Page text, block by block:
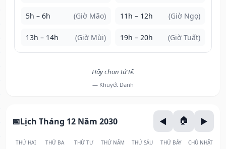
5h – 6h (Giờ Mão) 11h – 12h (Giờ Ngọ)
13h – 14h (Giờ Mùi) 19h – 20h (Giờ Tuất)
Hãy chọn tử tế.
— Khuyết Danh
Lịch Tháng 12 Năm 2030
THỨ HAI THỨ BA THỨ TƯ THỨ NĂM THỨ SÁU THỨ BẢY CHỦ NHẬT